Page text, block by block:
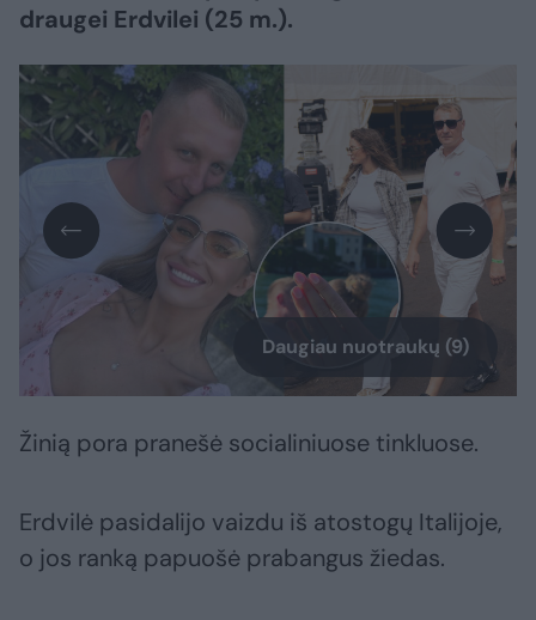
draugei Erdvilei (25 m.).
Daugiau nuotraukų (9)
Žinią pora pranešė socialiniuose tinkluose.
Erdvilė pasidalijo vaizdu iš atostogų Italijoje,
o jos ranką papuošė prabangus žiedas.